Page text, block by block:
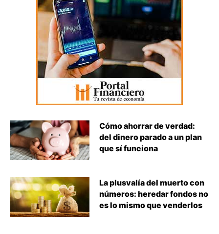
Cómo ahorrar de verdad:
del dinero parado a un plan
que sí funciona
La plusvalía del muerto con
números: heredar fondos no
es lo mismo que venderlos